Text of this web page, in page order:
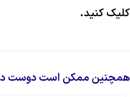
کلیک کنید.
همچنین ممکن است دوست